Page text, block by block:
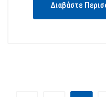
Διαβάστε